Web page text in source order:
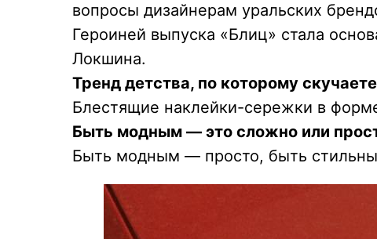
вопросы дизайнерам уральских
Героиней выпуска «Блиц» стала
Локшина.
Тренд детства, по которому
Блестящие наклейки-сережки в
Быть модным — это сложно или
Быть модным — просто, быть